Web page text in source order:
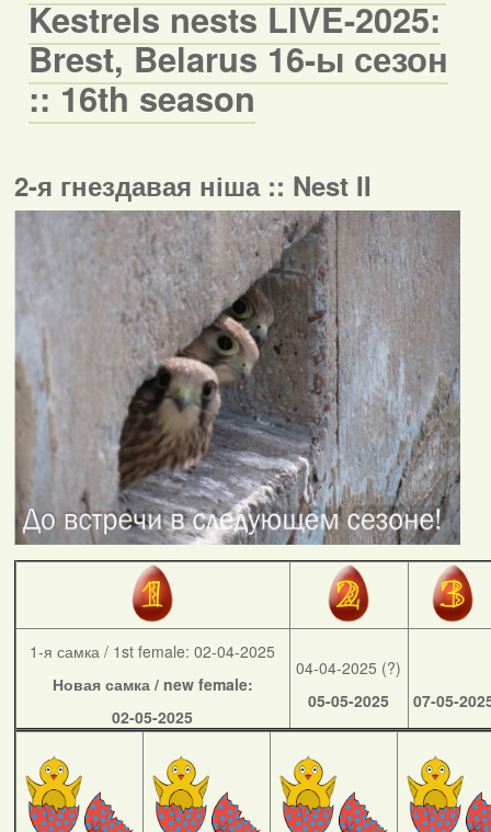
Kestrels nests LIVE-2025:
Brest, Belarus 16-ы сезон
:: 16th season
2-я гнездавая ніша :: Nest II
1-я самка / 1st female: 02-04-2025
Новая самка / new female:
02-05-2025
04-04-2025 (?)
05-05-2025
07-05-